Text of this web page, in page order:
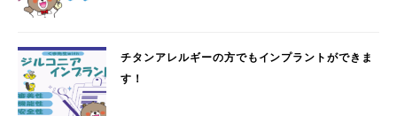
チタンアレルギーの方でもインプラントができま
す！